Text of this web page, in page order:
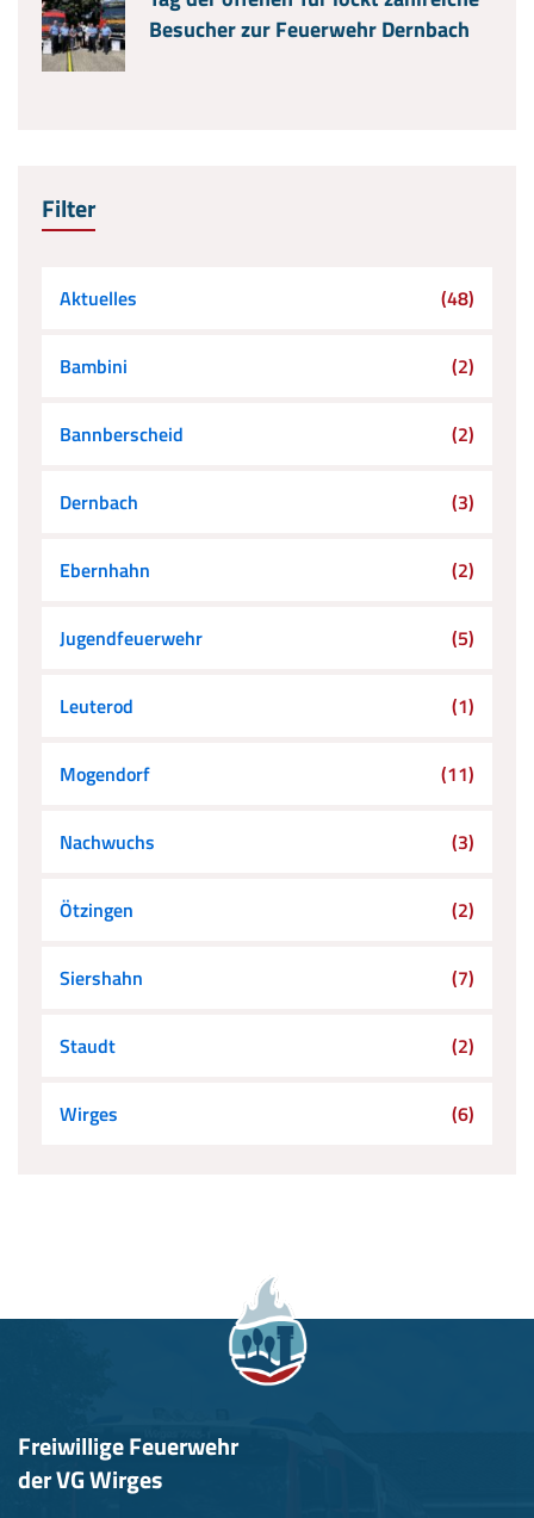
Besucher zur Feuerwehr Dernbach
Filter
Aktuelles (48)
Bambini (2)
Bannberscheid (2)
Dernbach (3)
Ebernhahn (2)
Jugendfeuerwehr (5)
Leuterod (1)
Mogendorf (11)
Nachwuchs (3)
Ötzingen (2)
Siershahn (7)
Staudt (2)
Wirges (6)
Freiwillige Feuerwehr
der VG Wirges